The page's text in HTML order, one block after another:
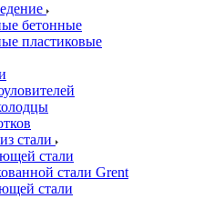
бетонные
пластиковые
стали
стали
стали Grent
стали